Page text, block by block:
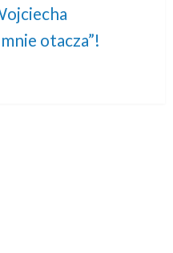
otacza”!